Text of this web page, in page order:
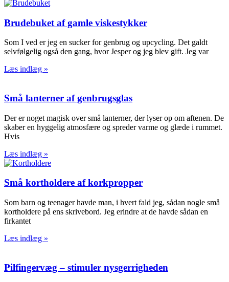
Brudebuket af gamle viskestykker
Som I ved er jeg en sucker for genbrug og upcycling. Det galdt
selvfølgelig også den gang, hvor Jesper og jeg blev gift. Jeg var
Læs indlæg »
Små lanterner af genbrugsglas
Der er noget magisk over små lanterner, der lyser op om aftenen. De
skaber en hyggelig atmosfære og spreder varme og glæde i rummet.
Hvis
Læs indlæg »
Små kortholdere af korkpropper
Som barn og teenager havde man, i hvert fald jeg, sådan nogle små
kortholdere på ens skrivebord. Jeg erindre at de havde sådan en
firkantet
Læs indlæg »
Pilfingervæg – stimuler nysgerrigheden